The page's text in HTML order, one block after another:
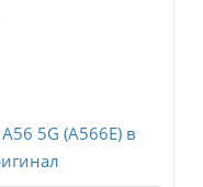
5G (A566E) в